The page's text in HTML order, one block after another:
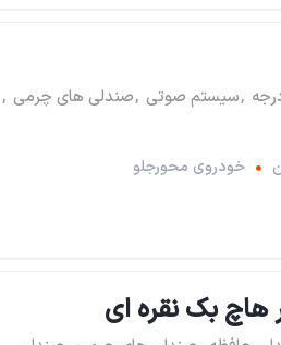
,سیستم صوتی ,صندلی های چرمی ,
خودروی محورجلو